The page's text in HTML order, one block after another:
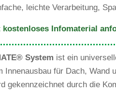
leichte Ver­ar­bei­tung,
kos­ten­loses Info­ma­te­rial
® System ist ein
Innen­ausbau für Dach, Wand
gekenn­zeichnet durch die